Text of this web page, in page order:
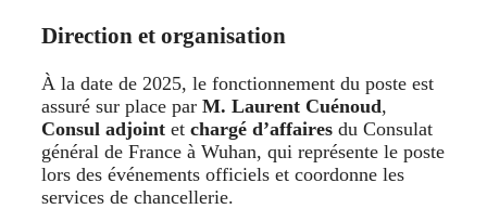
Direction et organisation
À la date de 2025, le fonctionnement du poste est
assuré sur place par M. Laurent Cuénoud,
Consul adjoint et chargé d’affaires du Consulat
général de France à Wuhan, qui représente le poste
lors des événements officiels et coordonne les
services de chancellerie.